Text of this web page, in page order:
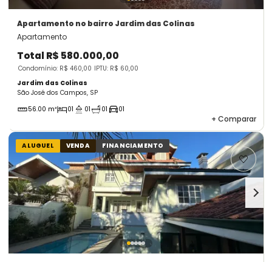
Apartamento no bairro Jardim das Colinas
Apartamento
Total R$ 580.000,00
Condomínio: R$ 460,00 IPTU: R$ 60,00
Jardim das Colinas
São José dos Campos, SP
56.00 m²
01 01 01 01
+ Comparar
ALUGUEL VENDA FINANCIAMENTO